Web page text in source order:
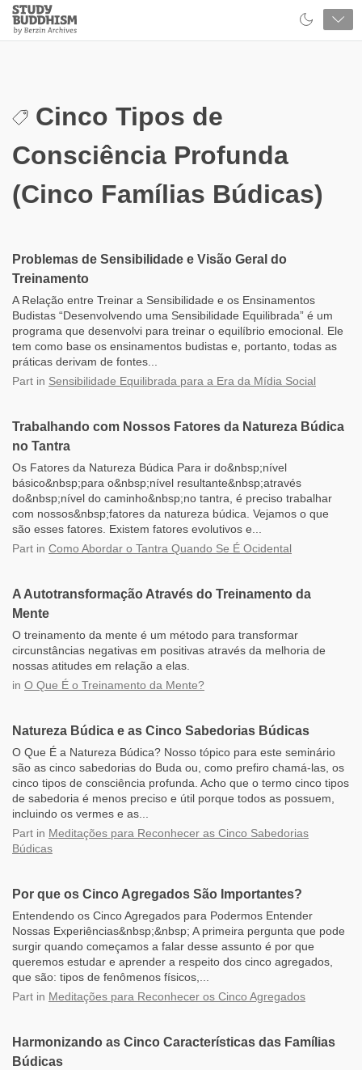
Close
Study
Buddhism
Cinco Tipos de
Consciência Profunda
(Cinco Famílias Búdicas)
Problemas de Sensibilidade e Visão Geral do
Treinamento
A Relação entre Treinar a Sensibilidade e os Ensinamentos
Budistas “Desenvolvendo uma Sensibilidade Equilibrada” é um
programa que desenvolvi para treinar o equilíbrio emocional. Ele
tem como base os ensinamentos budistas e, portanto, todas as
práticas derivam de fontes...
Part in Sensibilidade Equilibrada para a Era da Mídia Social
Trabalhando com Nossos Fatores da Natureza Búdica
no Tantra
Os Fatores da Natureza Búdica Para ir do&nbsp;nível
básico&nbsp;para o&nbsp;nível resultante&nbsp;através
do&nbsp;nível do caminho&nbsp;no tantra, é preciso trabalhar
com nossos&nbsp;fatores da natureza búdica. Vejamos o que
são esses fatores. Existem fatores evolutivos e...
Part in Como Abordar o Tantra Quando Se É Ocidental
A Autotransformação Através do Treinamento da
Mente
O treinamento da mente é um método para transformar
circunstâncias negativas em positivas através da melhoria de
nossas atitudes em relação a elas.
in O Que É o Treinamento da Mente?
Natureza Búdica e as Cinco Sabedorias Búdicas
O Que É a Natureza Búdica? Nosso tópico para este seminário
são as cinco sabedorias do Buda ou, como prefiro chamá-las, os
cinco tipos de consciência profunda. Acho que o termo cinco tipos
de sabedoria é menos preciso e útil porque todos as possuem,
incluindo os vermes e as...
Part in Meditações para Reconhecer as Cinco Sabedorias
Búdicas
Por que os Cinco Agregados São Importantes?
Entendendo os Cinco Agregados para Podermos Entender
Nossas Experiências&nbsp;&nbsp; A primeira pergunta que pode
surgir quando começamos a falar desse assunto é por que
queremos estudar e aprender a respeito dos cinco agregados,
que são: tipos de fenômenos físicos,...
Part in Meditações para Reconhecer os Cinco Agregados
Harmonizando as Cinco Características das Famílias
Búdicas